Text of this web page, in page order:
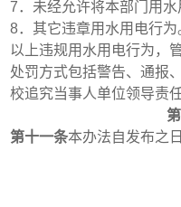
7 ．未经允许将本部门用
8．其它违章用水用电行为
以上违规用水用电行为，
处罚方式包括警告、通报
校追究当事人单位领导责
第十一条本办法自发布之